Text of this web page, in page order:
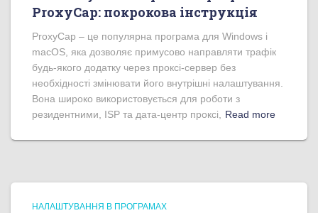
ProxyCap: покрокова інструкція
ProxyCap – це популярна програма для Windows і
macOS, яка дозволяє примусово направляти трафік
будь-якого додатку через проксі-сервер без
необхідності змінювати його внутрішні налаштування.
Вона широко використовується для роботи з
резидентними, ISP та дата-центр проксі,
Read more
НАЛАШТУВАННЯ В ПРОГРАМАХ